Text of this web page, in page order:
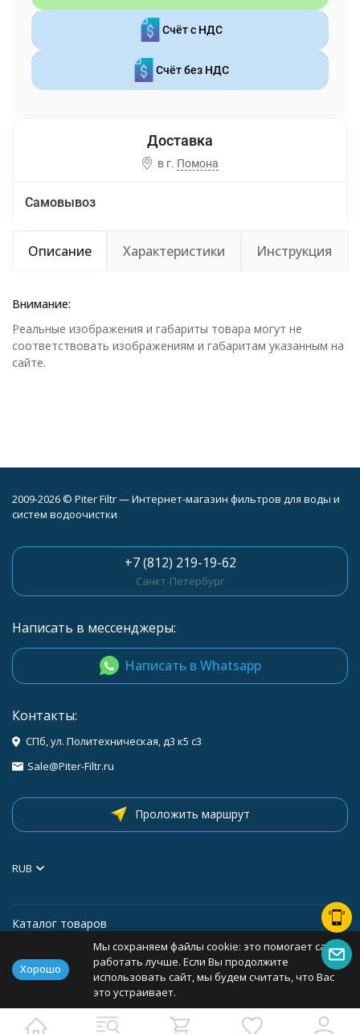
Счёт с НДС
Счёт без НДС
в г. Помона
Самовывоз
Описание Характеристики Инструкция
Внимание:
Реальные изображения и габариты товара могут не
соответствовать изображениям и габаритам указанным на
сайте.
2009-2026 © Piter Filtr — Интернет-магазин фильтров для воды и
систем водоочистки
+7 (812) 219-19-62
Санкт-Петербург
Написать в мессенджеры:
Написать в Whatsapp
Контакты:
СПб, ул. Политехническая, д3 к5 с3
Sale@Piter-Filtr.ru
Проложить маршрут
RUB
Каталог товаров
Информация
Политика персональных данных Карта сайта
Хорошо
Мы сохраняем файлы cookie: это помогает сайту
работать лучше. Если Вы продолжите
использовать сайт, мы будем считать, что Вас
это устраивает.